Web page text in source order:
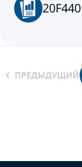
ПРЕДЫДУЩИЙ